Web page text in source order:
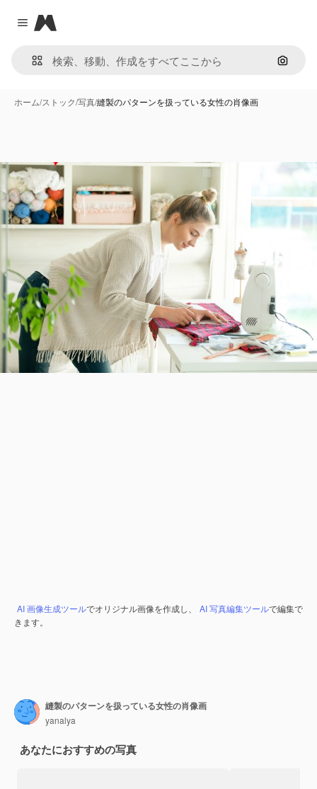
Close menu
Magnific
画像で
ホーム/ストック/写真/縫製のパターンを扱っている女性の肖像画
AI 画像生成ツールでオリジナル画像を作成し、 AI 写真編集ツールで編集で
きます。
縫製のパターンを扱っている女性の肖像画
yanalya
あなたにおすすめの写真